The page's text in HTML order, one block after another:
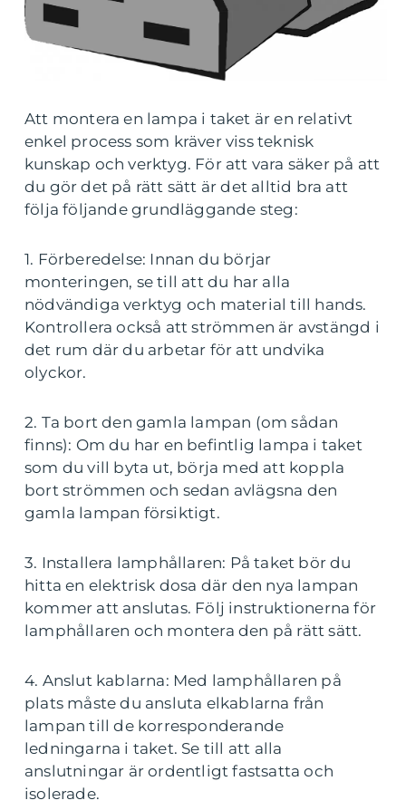
Att montera en lampa i taket är en relativt
enkel process som kräver viss teknisk
kunskap och verktyg. För att vara säker på att
du gör det på rätt sätt är det alltid bra att
följa följande grundläggande steg:
1. Förberedelse: Innan du börjar
monteringen, se till att du har alla
nödvändiga verktyg och material till hands.
Kontrollera också att strömmen är avstängd i
det rum där du arbetar för att undvika
olyckor.
2. Ta bort den gamla lampan (om sådan
finns): Om du har en befintlig lampa i taket
som du vill byta ut, börja med att koppla
bort strömmen och sedan avlägsna den
gamla lampan försiktigt.
3. Installera lamphållaren: På taket bör du
hitta en elektrisk dosa där den nya lampan
kommer att anslutas. Följ instruktionerna för
lamphållaren och montera den på rätt sätt.
4. Anslut kablarna: Med lamphållaren på
plats måste du ansluta elkablarna från
lampan till de korresponderande
ledningarna i taket. Se till att alla
anslutningar är ordentligt fastsatta och
isolerade.